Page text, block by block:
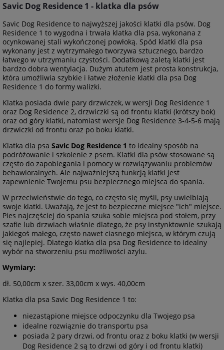
Savic Dog Residence 1 - klatka dla psów
Savic Dog Residence to najwyższej jakości klatki dla psów. Dog
Residence 1 to wygodna i trwała klatka dla psa, wykonana z
ocynkowanej stali wykończonej powłoką. Spód klatki dla psa
wykonany jest z wytrzymałego tworzywa sztucznego, bardzo
łatwego w utrzymaniu czystości. Dodatkową zaletą klatki jest
bardzo dobra wentylacja. Dużym atutem jest prosta konstrukcja,
która umożliwia szybkie i łatwe złożenie klatki dla psa Dog
Residence 1 do formy walizki.
Klatka posiada dwie pary drzwiczek, w wersji Dog Residence 1
oraz Dog Residence 2, drzwiczki są od frontu klatki (krótszy bok)
oraz od góry klatki, natomiast wersje Dog Residence 3-4-5-6 mają
drzwiczki od frontu oraz po boku klatki.
Klatka dla psa Savic Dog Residence 1 to idealny sposób na
podróżowanie i szkolenie z psem. Klatki dla psów stosowane są
często do zapobiegania i pomocy w rozwiązywaniu problemów
behawioralnych. Ale najważniejszą funkcją klatki jest
zapewnienie Twojemu psu bezpiecznego miejsca do spania.
W przeciwieństwie do tego, co często się myśli, psy uwielbiają
swoje klatki. Uważają, że jest to bezpieczne miejsce "ich" miejsce.
Pies najczęściej do spania szuka sobie miejsca pod stołem, przy
szafie lub drzwiach właśnie dlatego, że psy instynktownie szukają
jakiegoś małego, często nawet ciasnego miejsca, w którym czują
się najlepiej. Dlatego klatka dla psa Dog Residence to idealny
wybór na stworzeniu psu możliwości azylu.
Wymiary:
dł. 50,00cm x szer. 33,00cm x wys. 40,00cm
Klatka dla psa Savic Dog Residence 1 to:
niezastąpione miejsce odpoczynku dla Twojego psa
idealne rozwiąznie do transportu psa
posiada 2 pary drzwi, od frontu oraz z boku klatki (w wersji
Dog Residence 2 są to drzwi od góry i od frontu klatki)